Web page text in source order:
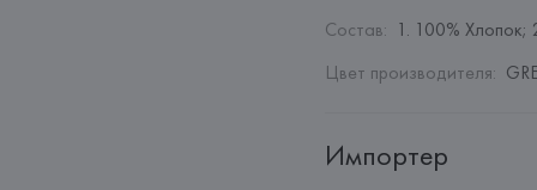
Состав: 1. 100% Хлопок;
Цвет производителя:
Импортер